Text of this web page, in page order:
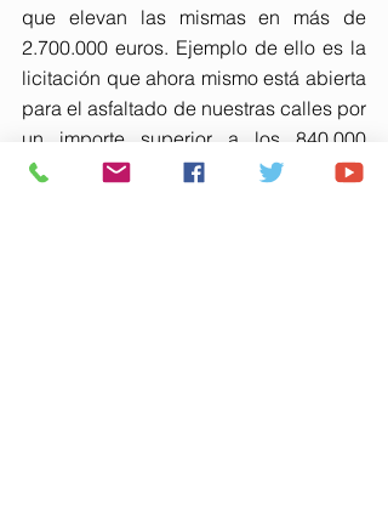
que elevan las mismas en más de
2.700.000 euros. Ejemplo de ello es la
licitación que ahora mismo está abierta
para el asfaltado de nuestras calles por
un importe superior a los 840.000
euros. Y, por último, hay que destacar